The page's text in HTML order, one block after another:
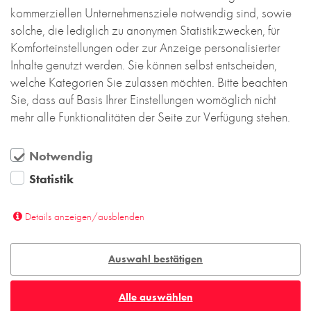
stranggezogene Stein die raue Optik jener Ziegel,
die vor etwa hundert Jahren erstmals maschinell
hergestellt wurden. Seine rote Farbe orientiert sich
am historischen Bestand. Die kaltgestoßene
Verarbeitung des Ziegels ohne Vermörtelung der
Kopffuge unterstreicht die dynamische, horizontale
Ausrichtung der Architektur.
herausragenden gestalterischen Qualität hohe
Maßstäbe für die weitere Planung im neuen
formulierten Anspruch Prof. Arno Lederers: „... wir
dass unsere Häuser mehr als hundert Jahre
bestehen.“ Dank exzellenter Architektur und einer
dauerhaften Ziegelfassade hat das Volkstheater
München dafür die besten Voraussetzungen.
kommerziellen Unternehmensziele notwendig sind, sowie
solche, die lediglich zu anonymen Statistikzwecken, für
Komforteinstellungen oder zur Anzeige personalisierter
Inhalte genutzt werden. Sie können selbst entscheiden,
welche Kategorien Sie zulassen möchten. Bitte beachten
Sie, dass auf Basis Ihrer Einstellungen womöglich nicht
mehr alle Funktionalitäten der Seite zur Verfügung stehen.
Notwendig
Statistik
Details anzeigen/ausblenden
Auswahl bestätigen
Alle auswählen